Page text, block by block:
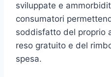
sviluppate e
consumatori
soddisfatto del proprio
reso gratuito e del
spesa.